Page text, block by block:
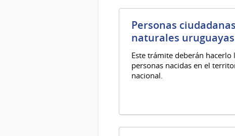
Personas ciudadanas
naturales uruguayas
Este trámite deberán hacerlo
personas nacidas en el
nacional.